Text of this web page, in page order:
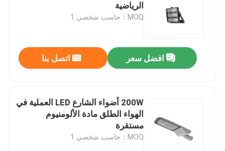
الرياضية
MOQ：حاسب شخصي 1
افضل سعر اتصل بنا
200W أضواء الشارع LED العملية في
الهواء الطلق مادة الألومنيوم
مستقرة
MOQ：حاسب شخصي 1